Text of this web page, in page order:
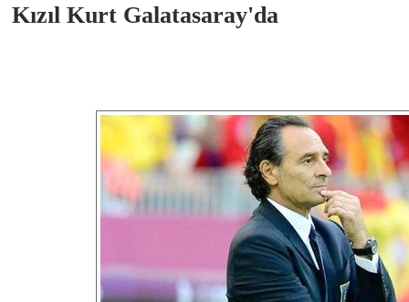
Kızıl Kurt Galatasaray'da